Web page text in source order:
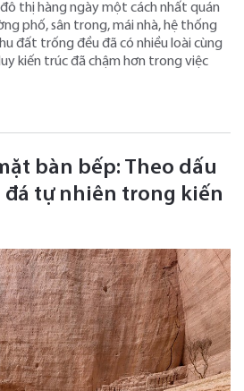
thị hàng ngày một cách nhất quán
phố, sân trong, mái nhà, hệ thống
đất trống đều đã có nhiều loài cùng
kiến ​​trúc đã chậm hơn trong việc
bàn bếp: Theo dấu
tự nhiên trong kiến